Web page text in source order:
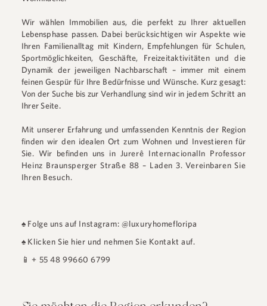
Wir wählen Immobilien aus, die perfekt zu Ihrer aktuellen
Lebensphase passen. Dabei berücksichtigen wir Aspekte wie
Ihren Familienalltag mit Kindern, Empfehlungen für Schulen,
Sportmöglichkeiten, Geschäfte, Freizeitaktivitäten und die
Dynamik der jeweiligen Nachbarschaft – immer mit einem
feinen Gespür für Ihre Bedürfnisse und Wünsche. Kurz gesagt:
Von der Suche bis zur Verhandlung sind wir in jedem Schritt an
Ihrer Seite.
Mit unserer Erfahrung und umfassenden Kenntnis der Region
finden wir den idealen Ort zum Wohnen und Investieren für
Sie. Wir befinden uns in Jurerê InternacionalIn Professor
Heinz Braunsperger Straße 88 – Laden 3. Vereinbaren Sie
Ihren Besuch.
♠ Folge uns auf Instagram: @luxuryhomefloripa
♠ Klicken Sie hier und nehmen Sie Kontakt auf.
📱+ 55 48 99660 6799